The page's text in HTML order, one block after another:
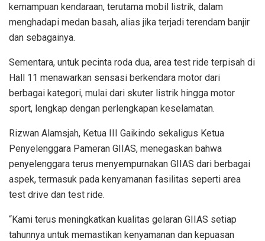
kemampuan kendaraan, terutama mobil listrik, dalam
menghadapi medan basah, alias jika terjadi terendam banjir
dan sebagainya.
Sementara, untuk pecinta roda dua, area test ride terpisah di
Hall 11 menawarkan sensasi berkendara motor dari
berbagai kategori, mulai dari skuter listrik hingga motor
sport, lengkap dengan perlengkapan keselamatan.
Rizwan Alamsjah, Ketua III Gaikindo sekaligus Ketua
Penyelenggara Pameran GIIAS, menegaskan bahwa
penyelenggara terus menyempurnakan GIIAS dari berbagai
aspek, termasuk pada kenyamanan fasilitas seperti area
test drive dan test ride.
“Kami terus meningkatkan kualitas gelaran GIIAS setiap
tahunnya untuk memastikan kenyamanan dan kepuasan